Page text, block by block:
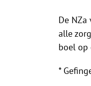
De
alle
boel op
*